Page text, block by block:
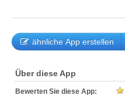
ähnliche App erstellen
Über diese App
Bewerten Sie diese App: